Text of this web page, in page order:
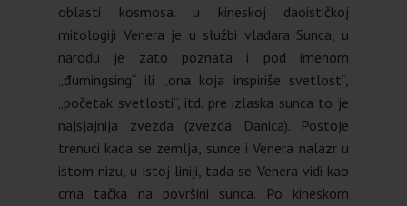
oblasti kosmosa. u kineskoj daoističkoj
mitologiji Venera je u službi vladara Sunca, u
narodu je zato poznata i pod imenom
„đumingsing“ ili „ona koja inspiriše svetlost“,
„početak svetlosti“, itd. pre izlaska sunca to je
najsjajnija zvezda (zvezda Danica). Postoje
trenuci kada se zemlja, sunce i Venera nalazr u
istom nizu, u istoj liniji, tada se Venera vidi kao
crna tačka na površini sunca. Po kineskom